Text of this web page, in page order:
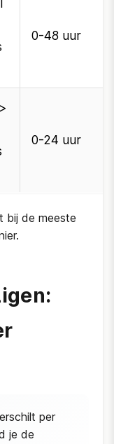
0-48 uur
0-24 uur
bij de meeste
per
je de